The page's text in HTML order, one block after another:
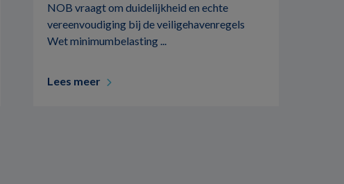
NOB vraagt om duidelijkheid en echte
vereenvoudiging bij de veiligehavenregels
Wet minimumbelasting ...
Lees meer